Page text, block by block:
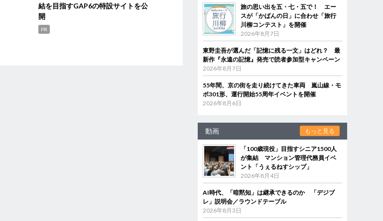
結を目指すGAP6の特設サイトを公
開
PR
旅の思い出を五・七・五で！ エー
スが「かばんの日」に合わせ「旅行
川柳コンテスト」を開催
2026年8月7日
東野圭吾が選んだ「記憶に残る一文」はどれ？ 最
新作『永遠の記憶』発売で読者参加型キャンペーン
2026年8月7日
55年間、京の街を走り続けてきた車両 嵐山線・モ
ボ301形、運行開始55周年イベントを開催
2026年8月6日
動画 もっと見る
「100歳現役」目指すシニア1500人
が集結 マンション管理代務員イベ
ント「うぇるねすシップ」
2026年8月4日
AI時代、「暗黙知」は継承できるのか 「デジブ
レ」説明会／ラウンドテーブル
2026年8月3日